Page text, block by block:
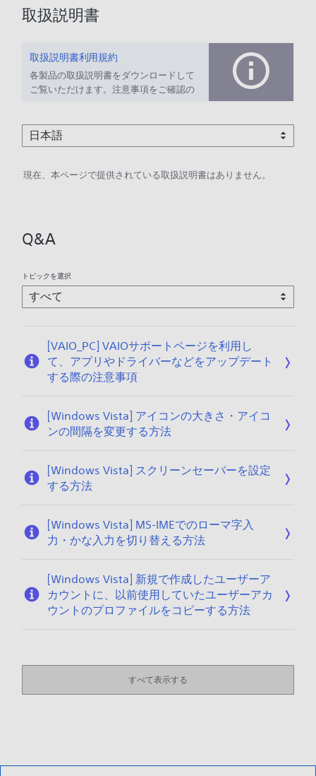
取扱説明書
取扱説明書利用規約
各製品の取扱説明書をダウンロードして
ご覧いただけます。注意事項をご確認の
現在、本ページで提供されている取扱説明書はありません。
Q&A
トピックを選択
[VAIO_PC] VAIOサポートページを利用し
て、アプリやドライバーなどをアップデート
する際の注意事項
[Windows Vista] アイコンの大きさ・アイコ
ンの間隔を変更する方法
[Windows Vista] スクリーンセーバーを設定
する方法
[Windows Vista] MS-IMEでのローマ字入
力・かな入力を切り替える方法
[Windows Vista] 新規で作成したユーザーア
カウントに、以前使用していたユーザーアカ
ウントのプロファイルをコピーする方法
すべて表示する